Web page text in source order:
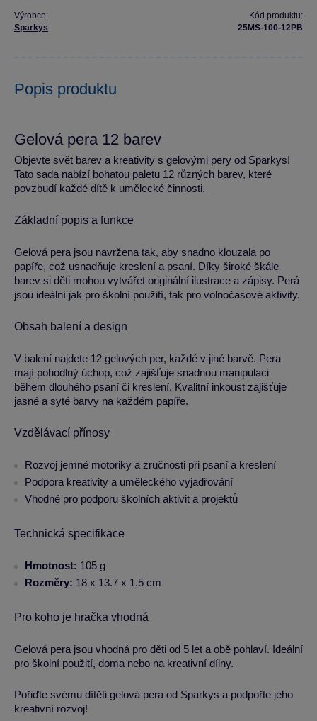
Výrobce:
Sparkys
Kód produktu:
25MS-100-12PB
Popis produktu
Gelová pera 12 barev
Objevte svět barev a kreativity s gelovými pery od Sparkys!
Tato sada nabízí bohatou paletu 12 různých barev, které
povzbudí každé dítě k umělecké činnosti.
Základní popis a funkce
Gelová pera jsou navržena tak, aby snadno klouzala po
papíře, což usnadňuje kreslení a psaní. Díky široké škále
barev si děti mohou vytvářet originální ilustrace a zápisy. Perá
jsou ideální jak pro školní použití, tak pro volnočasové aktivity.
Obsah balení a design
V balení najdete 12 gelových per, každé v jiné barvě. Pera
mají pohodlný úchop, což zajišťuje snadnou manipulaci
během dlouhého psaní či kreslení. Kvalitní inkoust zajišťuje
jasné a syté barvy na každém papíře.
Vzdělávací přínosy
Rozvoj jemné motoriky a zručnosti při psaní a kreslení
Podpora kreativity a uměleckého vyjadřování
Vhodné pro podporu školních aktivit a projektů
Technická specifikace
Hmotnost: 105 g
Rozměry: 18 x 13.7 x 1.5 cm
Pro koho je hračka vhodná
Gelová pera jsou vhodná pro děti od 5 let a obě pohlaví. Ideální
pro školní použití, doma nebo na kreativní dílny.
Pořiďte svému dítěti gelová pera od Sparkys a podpořte jeho
kreativní rozvoj!